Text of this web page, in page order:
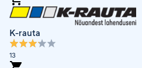
K-rauta
13